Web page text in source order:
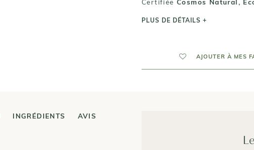
PLUS DE DÉTAILS +
AJOUTER À MES
INGRÉDIENTS AVIS